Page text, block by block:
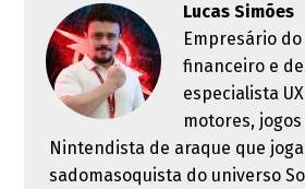
Lucas Simões
Empresário
financeiro e
especialista
motores,
Nintendista de araque que
sadomasoquista do universo